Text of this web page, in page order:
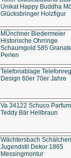
Unikat Happy Buddha
Glücksbringer Holzfigur
MÜnchner Biedermeier
Historische Ohrringe
Schaumgold 585
Perlen
Telefonablage
Design 60er 70er Jahre
Va 34122 Schuco
Teddy Bär Hellbraun
Wächtersbach Schälchen
Jugendstil Dekor 1865
Messingmontur